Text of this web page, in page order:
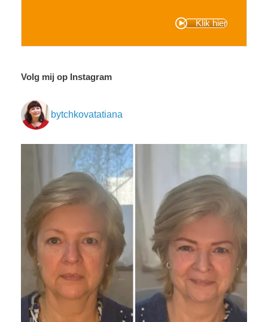
Klik hier
Volg mij op Instagram
bytchkovatatiana